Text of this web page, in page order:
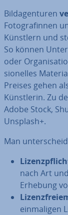
Bild­agen­tu­ren
Fo­to­gra­fin­nen
Künstlern und
So können
oder
sio­nel­les
Preises gehen
Künst­le­rin. Zu
Adobe Stock,
Unsplash+.
Man
nach Art
Erhebung
ein­ma­li­gen